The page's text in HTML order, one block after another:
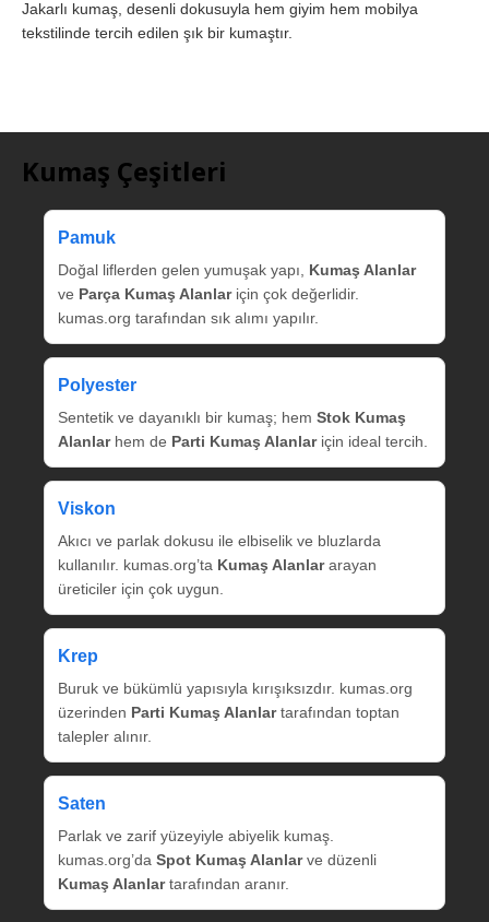
Jakarlı kumaş, desenli dokusuyla hem giyim hem mobilya
tekstilinde tercih edilen şık bir kumaştır.
Kumaş Çeşitleri
Pamuk
Doğal liflerden gelen yumuşak yapı, Kumaş Alanlar
ve Parça Kumaş Alanlariçin çok değerlidir.
kumas.org tarafından sık alımı yapılır.
Polyester
Sentetik ve dayanıklı bir kumaş; hem Stok Kumaş
Alanlarhem de Parti Kumaş Alanlariçin ideal tercih.
Viskon
Akıcı ve parlak dokusu ile elbiselik ve bluzlarda
kullanılır. kumas.org’ta Kumaş Alanlararayan
üreticiler için çok uygun.
Krep
Buruk ve bükümlü yapısıyla kırışıksızdır. kumas.org
üzerinden Parti Kumaş Alanlartarafından toptan
talepler alınır.
Saten
Parlak ve zarif yüzeyiyle abiyelik kumaş.
kumas.org’da Spot Kumaş Alanlarve düzenli
Kumaş Alanlartarafından aranır.